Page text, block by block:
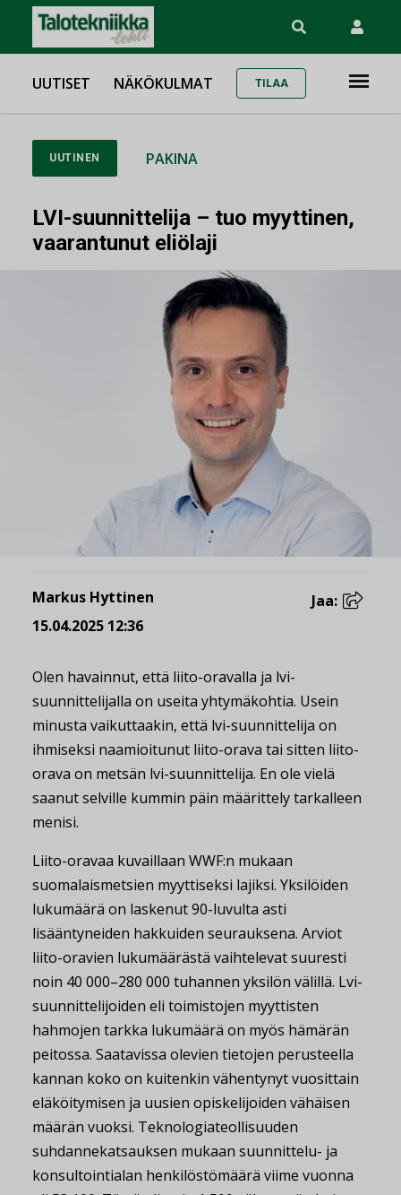
UUTISET NÄKÖKULMAT TILAA
UUTINEN PAKINA
LVI-suunnittelija – tuo myyttinen,
vaarantunut eliölaji
Markus Hyttinen
15.04.2025 12:36
Jaa:
Olen havainnut, että liito-oravalla ja lvi-
suunnittelijalla on useita yhtymäkohtia. Usein
minusta vaikuttaakin, että lvi-suunnittelija on
ihmiseksi naamioitunut liito-orava tai sitten liito-
orava on metsän lvi-suunnittelija. En ole vielä
saanut selville kummin päin määrittely tarkalleen
menisi.
Liito-oravaa kuvaillaan WWF:n mukaan
suomalaismetsien myyttiseksi lajiksi. Yksilöiden
lukumäärä on laskenut 90-luvulta asti
lisääntyneiden hakkuiden seurauksena. Arviot
liito-oravien lukumäärästä vaihtelevat suuresti
noin 40 000–280 000 tuhannen yksilön välillä. Lvi-
suunnittelijoiden eli toimistojen myyttisten
hahmojen tarkka lukumäärä on myös hämärän
peitossa. Saatavissa olevien tietojen perusteella
kannan koko on kuitenkin vähentynyt vuosittain
eläköitymisen ja uusien opiskelijoiden vähäisen
määrän vuoksi. Teknologiateollisuuden
suhdannekatsauksen mukaan suunnittelu- ja
konsultointialan henkilöstömäärä viime vuonna